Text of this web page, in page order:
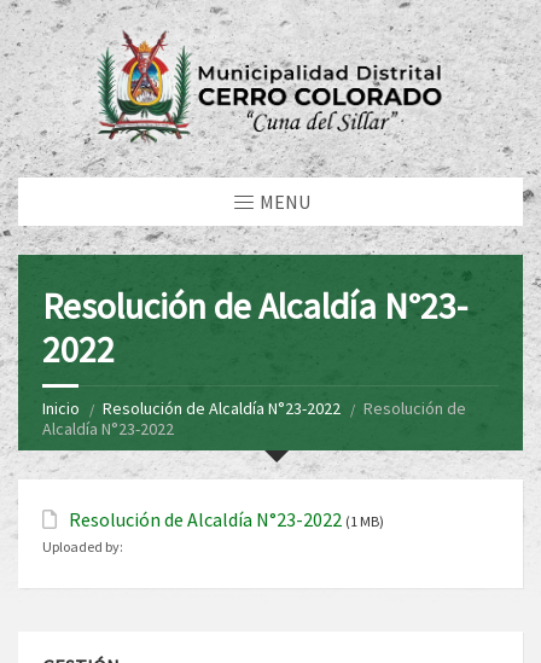
MENU
Resolución de Alcaldía N°23-
2022
Inicio Resolución de Alcaldía N°23-2022
Resolución de
Alcaldía N°23-2022
Resolución de Alcaldía N°23-2022 (1 MB)
Uploaded by: